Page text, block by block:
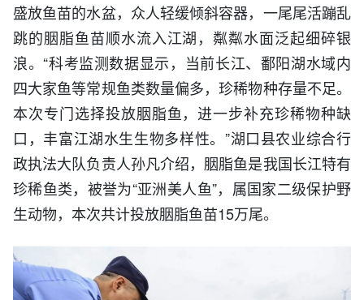
盛放鱼苗的水盆，众人轻缓倾斜容器，一尾尾活蹦乱
跳的胭脂鱼苗顺水流入江湖，粼粼水面泛起细碎银
浪。“科考监测数据显示，当前长江、鄱阳湖水域内
四大家鱼等常规鱼类数量偏多，珍稀物种存量不足。
本次专门选择投放胭脂鱼，进一步补充珍稀物种缺
口，丰富江湖水生生物多样性。”湖口县农业综合行
政执法大队负责人孙凡介绍，胭脂鱼是我国长江特有
珍稀鱼类，被誉为“亚洲美人鱼”，属国家二级保护野
生动物，本次共计投放胭脂鱼苗15万尾。